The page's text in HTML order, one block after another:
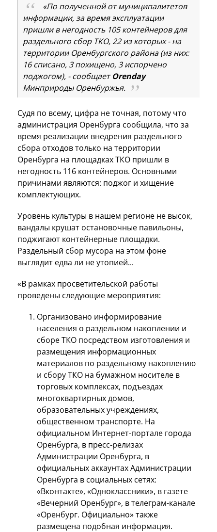
«По полученной от муниципалитетов
информации, за время эксплуатации
пришли в негодность 105 контейнеров для
раздельного сбор ТКО, 22 из которых - на
территории Оренбургского района (из них:
16 списано, 3 похищено, 3 испорчено
поджогом), - сообщаетOrenday
Минприроды Оренбуржья.
Судя по всему, цифра не точная, потому что
администрация Оренбурга сообщила, что за
время реализации внедрения раздельного
сбора отходов только на территории
Оренбурга на площадках ТКО пришли в
негодность 116 контейнеров. Основными
причинами являются: поджог и хищение
комплектующих.
Уровень культуры в нашем регионе не высок,
вандалы крушат остановочные павильоны,
поджигают контейнерные площадки.
Раздельный сбор мусора на этом фоне
выглядит едва ли не утопией...
«В рамках просветительской работы
проведены следующие мероприятия:
Организовано информирование
населения о раздельном накоплении и
сборе ТКО посредством изготовления и
размещения информационных
материалов по раздельному накоплению
и сбору ТКО на бумажном носителе в
торговых комплексах, подъездах
многоквартирных домов,
образовательных учреждениях,
общественном транспорте. На
официальном Интернет-портале города
Оренбурга, в пресс-релизах
Администрации Оренбурга, в
официальных аккаунтах Администрации
Оренбурга в социальных сетях:
«Вконтакте», «Одноклассники», в газете
«Вечерний Оренбург», в телеграм-канале
«Оренбург. Официально» также
размещена подобная информация.